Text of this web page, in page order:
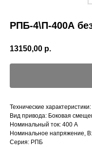
РПБ-4\П-400А
13150,00 р.
Технические характеристики:
Вид привода: Боковая
Номинальный ток: 400 А
Номинальное напряжение,
Серия: РПБ